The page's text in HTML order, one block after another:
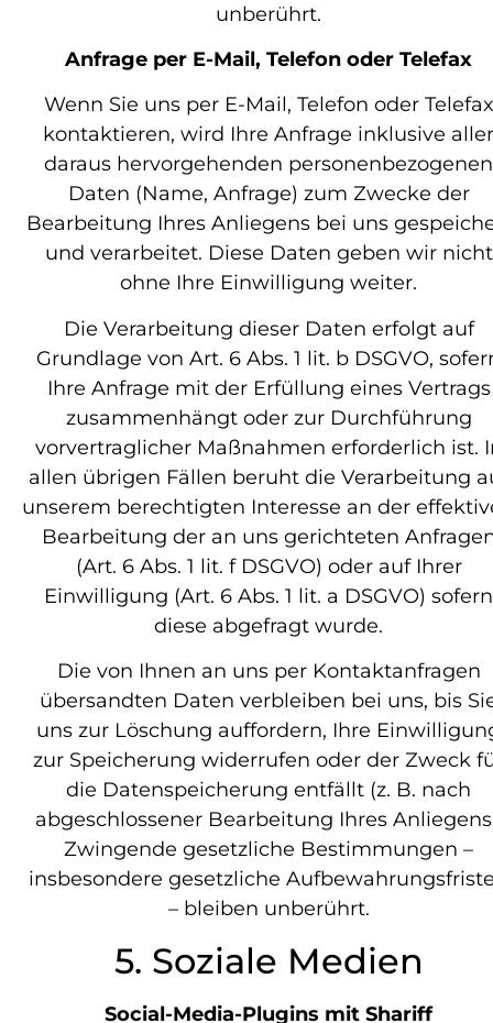
unberührt.
Anfrage per E-Mail, Telefon oder Telefax
Wenn Sie uns per E-Mail, Telefon oder Telefax
kontaktieren, wird Ihre Anfrage inklusive aller
daraus hervorgehenden personenbezogenen
Daten (Name, Anfrage) zum Zwecke der
Bearbeitung Ihres Anliegens bei uns
und verarbeitet. Diese Daten geben wir nicht
ohne Ihre Einwilligung weiter.
Die Verarbeitung dieser Daten erfolgt auf
Grundlage von Art. 6 Abs. 1 lit. b DSGVO,
Ihre Anfrage mit der Erfüllung eines Vertrags
zusammenhängt oder zur Durchführung
vorvertraglicher Maßnahmen erforderlich ist.
allen übrigen Fällen beruht die Verarbeitung
unserem berechtigten Interesse an der
Bearbeitung der an uns gerichteten
(Art. 6 Abs. 1 lit. f DSGVO) oder auf Ihrer
Einwilligung (Art. 6 Abs. 1 lit. a DSGVO) sofern
diese abgefragt wurde.
Die von Ihnen an uns per Kontaktanfragen
übersandten Daten verbleiben bei uns, bis
uns zur Löschung auffordern, Ihre
zur Speicherung widerrufen oder der Zweck
die Datenspeicherung entfällt (z. B. nach
abgeschlossener Bearbeitung Ihres
Zwingende gesetzliche Bestimmungen –
insbesondere gesetzliche
– bleiben unberührt.
5. Soziale Medien
Social-Media-Plugins mit Shariff